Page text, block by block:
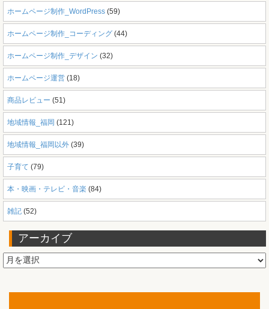
ホームページ制作_WordPress (59)
ホームページ制作_コーディング (44)
ホームページ制作_デザイン (32)
ホームページ運営 (18)
商品レビュー (51)
地域情報_福岡 (121)
地域情報_福岡以外 (39)
子育て (79)
本・映画・テレビ・音楽 (84)
雑記 (52)
アーカイブ
ア
ー
イ